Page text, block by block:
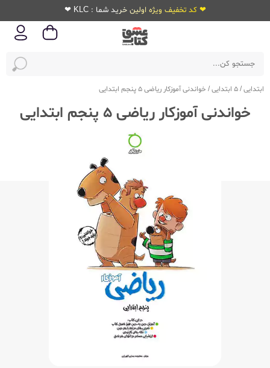
❤ کد تخفیف ویژه اولین خرید شما : KLC ❤
ابتدایی/5 ابتدایی / خواندنی آموزکار ریاضی 5 پنجم ابتدایی
خواندنی آموزکار ریاضی 5 پنجم ابتدایی